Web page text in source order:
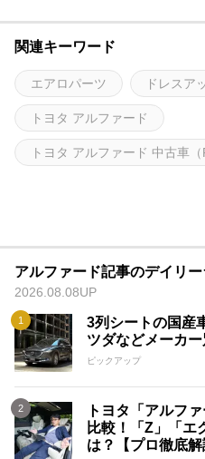
関連キーワード
エアロパーツ ドレスア
トヨタ アルファード
トヨタ アルファード 中古車（
アルファード記事のデイリ
2026.08.08UP
3列シートの国産
ツダなどメーカ
ピックアップ
トヨタ「アルフ
比較！「Z」「エ
は？【プロ徹底解